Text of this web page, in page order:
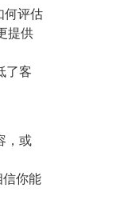
何评估
提供
了客
，或
信你能